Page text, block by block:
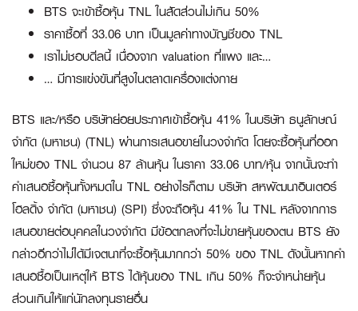
BTS จะเข้าซื้อหุ้น TNL ในสัดส่วนไม่เกิน 50%
ราคาซื้อที่ 33.06 บาท เป็นมูลค่าทางบัญชีของ TNL
เราไม่ชอบดีลนี้ เนื่องจาก valuation ที่แพง และ…
… มีการแข่งขันที่สูงในตลาดเครื่องแต่งกาย
BTS และ/หรือ บริษัทย่อยประกาศเข้าซื้อหุ้น 41% ในบริษัท ธนูลักษณ์
จำกัด (มหาชน) (TNL) ผ่านการเสนอขายในวงจำกัด โดยจะซื้อหุ้นที่ออก
ใหม่ของ TNL จำนวน 87 ล้านหุ้น ในราคา 33.06 บาท/หุ้น จากนั้นจะทำ
คำเสนอซื้อหุ้นทั้งหมดใน TNL อย่างไรก็ตาม บริษัท สหพัฒนาอินเตอร์
โฮลดิ้ง จำกัด (มหาชน) (SPI) ซึ่งจะถือหุ้น 41% ใน TNL หลังจากการ
เสนอขายต่อบุคคลในวงจำกัด มีข้อตกลงที่จะไม่ขายหุ้นของตน BTS ยัง
กล่าวอีกว่าไม่ได้มีเจตนาที่จะซื้อหุ้นมากกว่า 50% ของ TNL ดังนั้นหากคำ
เสนอซื้อเป็นเหตุให้ BTS ได้หุ้นของ TNL เกิน 50% ก็จะจำหน่ายหุ้น
ส่วนเกินให้แก่นักลงทุนรายอื่น